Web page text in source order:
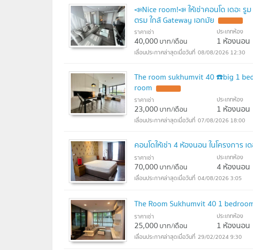
📣Nice room!📣 ให้เช่าคอนโด เดอะ
ตรม ใกล้ Gateway เอกมัย
ราคาเช่า
40,000บาท/เดือน
ประเภทห้อง
1 ห้องนอน
08/08/2026 12:30
The room sukhumvit 40 ☎️big 1
room
ราคาเช่า
23,000บาท/เดือน
ประเภทห้อง
1 ห้องนอน
07/08/2026 18:00
คอนโดให้เช่า 4 ห้องนอน ในโครงการ
ราคาเช่า
70,000บาท/เดือน
ประเภทห้อง
4 ห้องนอน
04/08/2026 3:05
The Room Sukhumvit 40 1
ราคาเช่า
25,000บาท/เดือน
ประเภทห้อง
1 ห้องนอน
29/02/2024 9:30